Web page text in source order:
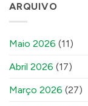
ARQUIVO
Maio 2026 (11)
Abril 2026 (17)
Março 2026 (27)